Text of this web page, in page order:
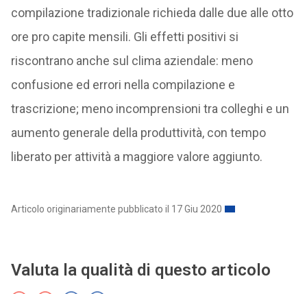
compilazione tradizionale richieda dalle due alle otto
ore pro capite mensili. Gli effetti positivi si
riscontrano anche sul clima aziendale: meno
confusione ed errori nella compilazione e
trascrizione; meno incomprensioni tra colleghi e un
aumento generale della produttività, con tempo
liberato per attività a maggiore valore aggiunto.
Articolo originariamente pubblicato il 17 Giu 2020
Valuta la qualità di questo articolo